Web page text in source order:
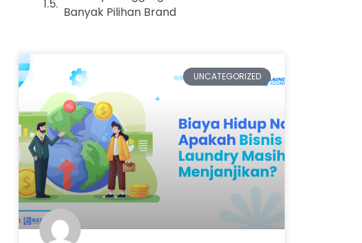
Banyak Pilihan Brand
UNCATEGORIZED